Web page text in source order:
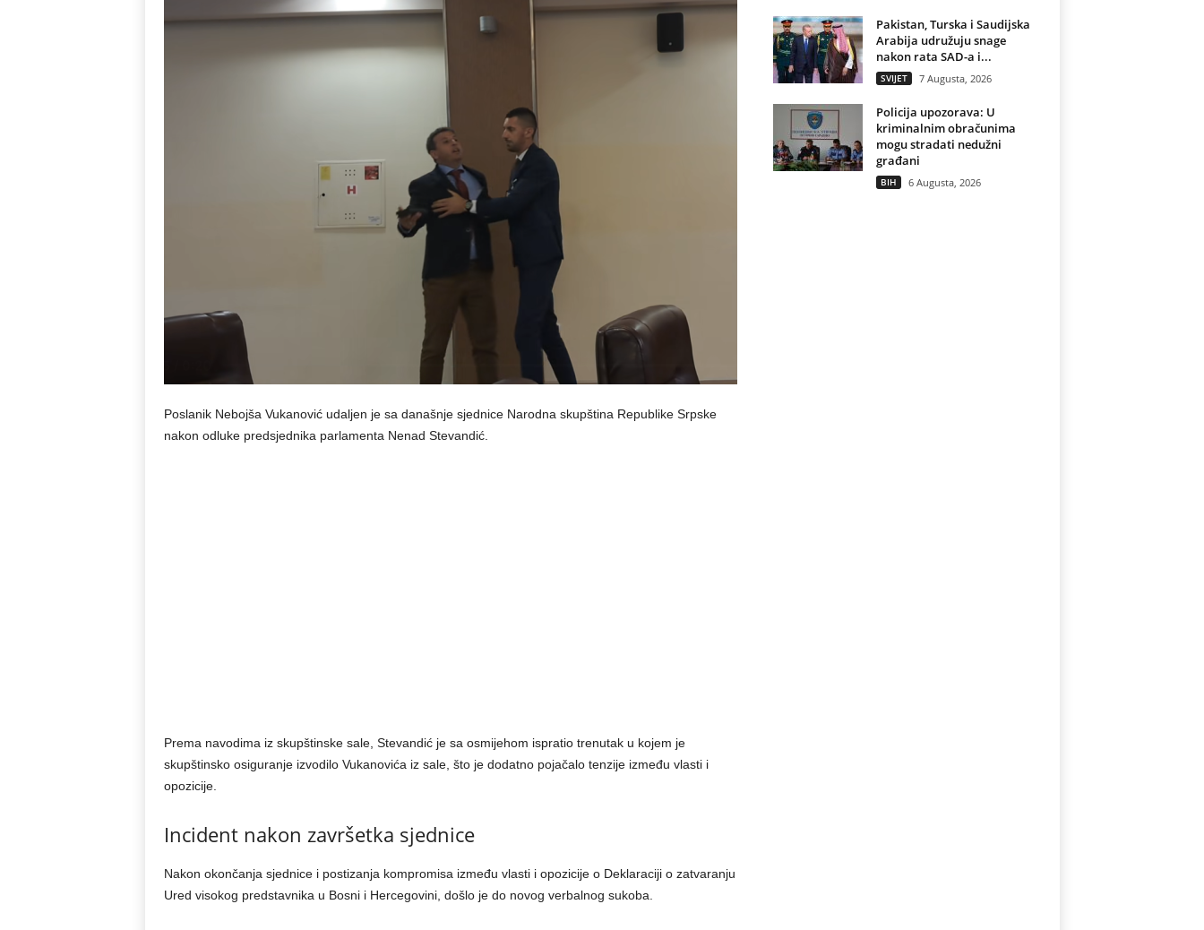
Poslanik Nebojša Vukanović udaljen je sa današnje sjednice Narodna skupština Republike Srpske
nakon odluke predsjednika parlamenta Nenad Stevandić.
Prema navodima iz skupštinske sale, Stevandić je sa osmijehom ispratio trenutak u kojem je
skupštinsko osiguranje izvodilo Vukanovića iz sale, što je dodatno pojačalo tenzije između vlasti i
opozicije.
Incident nakon završetka sjednice
Nakon okončanja sjednice i postizanja kompromisa između vlasti i opozicije o Deklaraciji o zatvaranju
Ured visokog predstavnika u Bosni i Hercegovini, došlo je do novog verbalnog sukoba.
Pakistan, Turska i Saudijska
Arabija udružuju snage
nakon rata SAD-a i...
SVIJET 7 Augusta, 2026
Policija upozorava: U
kriminalnim obračunima
mogu stradati nedužni
građani
BIH 6 Augusta, 2026